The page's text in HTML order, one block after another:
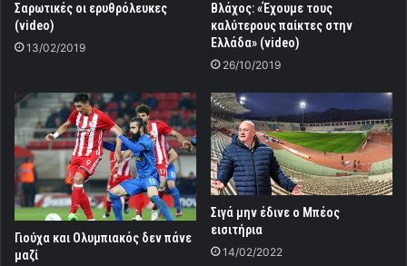
Σαρωτικές οι ερυθρόλευκες
(video)
13/02/2019
Βλάχος: «Έχουμε τους
καλύτερους παίκτες στην
Ελλάδα» (video)
26/10/2019
Γιούχα και Ολυμπιακός δεν πάνε
μαζί
Σιγά μην έδινε ο Μπέος
εισιτήρια
14/02/2022